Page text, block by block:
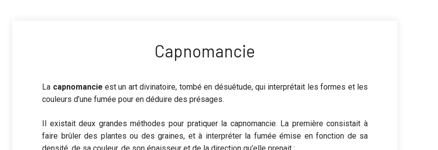
Capnomancie
La capnomancie est un art divinatoire, tombé en désuétude, qui interprétait les formes et les
couleurs d’une fumée pour en déduire des présages.
Il existait deux grandes méthodes pour pratiquer la capnomancie. La première consistait à
faire brûler des plantes ou des graines, et à interpréter la fumée émise en fonction de sa